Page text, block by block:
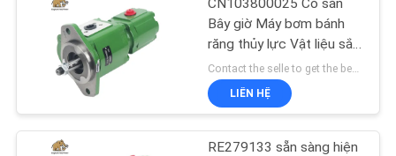
TRANG
WEB
Động cơ quỹ đạo
thủy lực
CN103800025 Có sẵn
Bây giờ Máy bơm bánh
răng thủy lực Vật liệu sắt
đúc được sản xuất ở
Trung Quốc cho John
Deere
LIÊN HỆ
RE279133 sẵn sàng hiện